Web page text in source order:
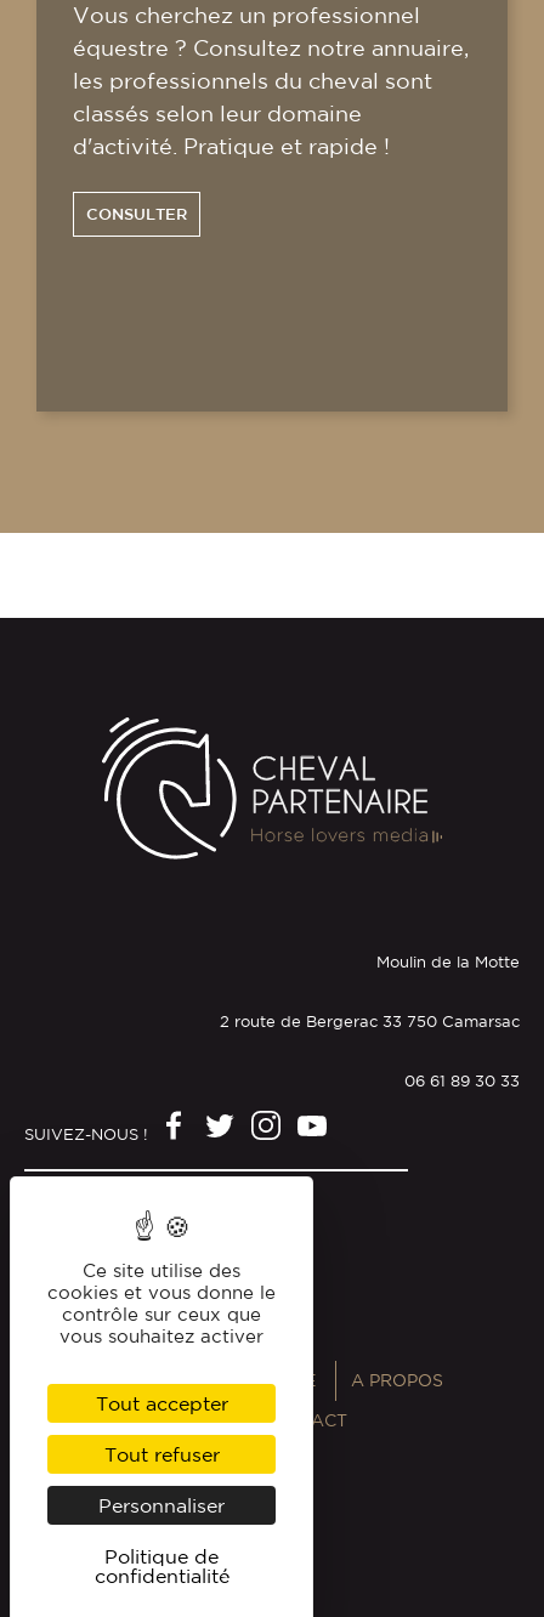
Vous cherchez un professionnel
équestre ? Consultez notre annuaire,
les professionnels du cheval sont
classés selon leur domaine
d'activité. Pratique et rapide !
CONSULTER
Moulin de la Motte
2 route de Bergerac 33 750 Camarsac
06 61 89 30 33
SUIVEZ-NOUS !
Politique de confidentialité
ANNUAIRES MAGAZINE A PROPOS
PROFESSIONNELS CONTACT
Ce site utilise des
cookies et vous donne le
contrôle sur ceux que
vous souhaitez activer
Tout accepter
Tout refuser
Personnaliser
Politique de
confidentialité